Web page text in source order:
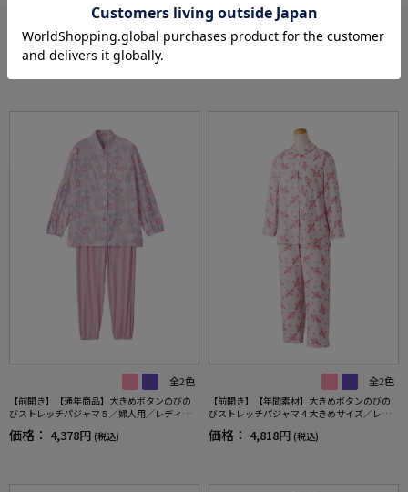
あなたへのおすすめ
RECOMMEND ITEM
全2色
【前開き】【通年商品】大きめボタンのびの
びストレッチパジャマ５／婦人用／レディー
ス／シニア／名前記入欄付／ななめホールボ
タン／寝巻／後ろ長め／ギフト／プレゼント
価格： 4,378円 (税込)
全2色
【前開き】【年間素材】大きめボタンのびの
びストレッチパジャマ４大きめサイズ／レデ
ィース／婦人用／高齢者／シニア／後ろ長め
／名前記入欄付／ななめボタンホール／プレ
価格： 4,818円 (税込)